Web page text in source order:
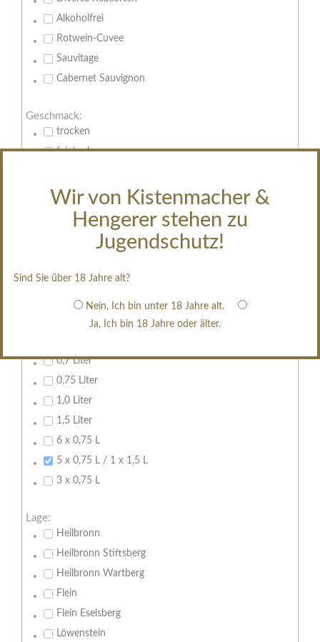
Wir von Kistenmacher &
Hengerer stehen zu
Jugendschutz!
Sind Sie über 18 Jahre alt?
Nein, Ich bin unter 18 Jahre alt.
Ja, Ich bin 18 Jahre oder älter.
Alkoholfrei
Rotwein-Cuvee
Sauvitage
Cabernet Sauvignon
Geschmack:
trocken
feinherb
restsüß
edelsüß
weißgekeltert
im Holzfass gereift
0,7 Liter
0,75 Liter
1,0 Liter
1,5 Liter
6 x 0,75 L
5 x 0,75 L / 1 x 1,5 L
3 x 0,75 L
Lage:
Heilbronn
Heilbronn Stiftsberg
Heilbronn Wartberg
Flein
Flein Eselsberg
Löwenstein